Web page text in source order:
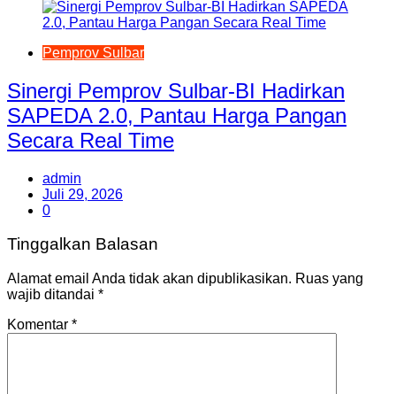
Pemprov Sulbar
Sinergi Pemprov Sulbar-BI Hadirkan
SAPEDA 2.0, Pantau Harga Pangan
Secara Real Time
admin
Juli 29, 2026
0
Tinggalkan Balasan
Alamat email Anda tidak akan dipublikasikan. Ruas yang
wajib ditandai *
Komentar *